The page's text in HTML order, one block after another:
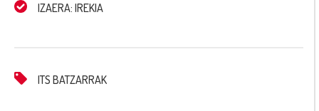
IZAERA: IREKIA
ITS BATZARRAK